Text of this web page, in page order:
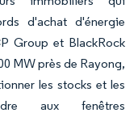
d'achat d'énergie
Group et BlackRock
MW près de Rayong,
les stocks et les
aux fenêtres